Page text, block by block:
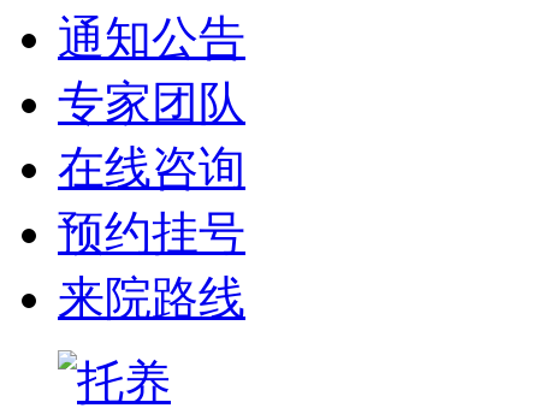
通知公告
专家团队
在线咨询
预约挂号
来院路线